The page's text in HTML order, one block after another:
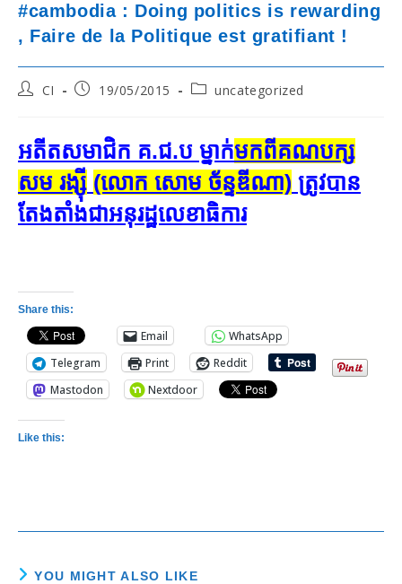
#cambodia : Doing politics is rewarding
, Faire de la Politique est gratifiant !
PostCI
Post19/05/2015
Postuncategorized
អតីត​សមាជិក គ​.​ជ​.​ប ម្នាក់​មកពី​គណបក្ស​
សម រង្ស៊ី (លោក​ សោម ច័ន្ទឌីណា) ត្រូវបាន​
តែងតាំង​ជា​អនុរដ្ឋលេខាធិការ​​
Share this:
Email
WhatsApp
Telegram
Print
Reddit
Mastodon
Nextdoor
Like this:
YOU MIGHT ALSO LIKE